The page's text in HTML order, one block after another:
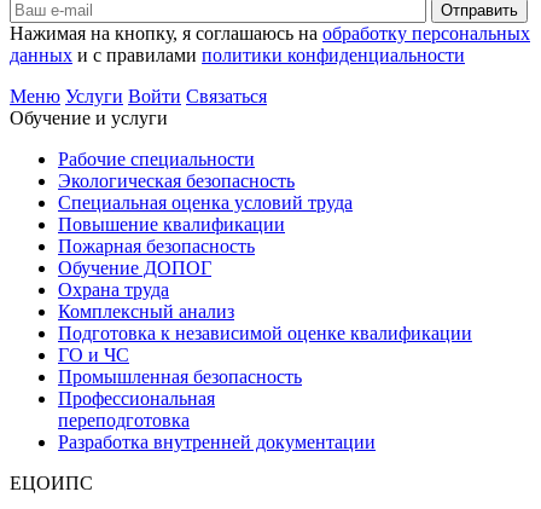
Отправить
Нажимая на кнопку, я соглашаюсь на обработку персональных
данных и с правилами политики конфиденциальности
Меню Услуги Войти Связаться
Обучение и услуги
Рабочие специальности
Экологическая безопасность
Специальная оценка условий труда
Повышение квалификации
Пожарная безопасность
Обучение ДОПОГ
Охрана труда
Комплексный анализ
Подготовка к независимой оценке квалификации
ГО и ЧС
Промышленная безопасность
Профессиональная
переподготовка
Разработка внутренней документации
ЕЦОИПС